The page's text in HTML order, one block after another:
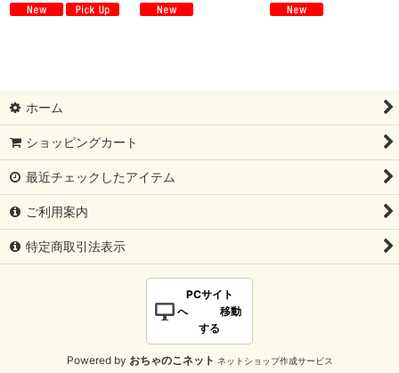
ホーム
ショッピングカート
最近チェックしたアイテム
ご利用案内
特定商取引法表示
PCサイト
へ 移動
する
Powered by おちゃのこネット ネットショップ作成サービス